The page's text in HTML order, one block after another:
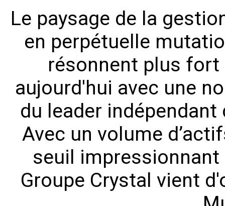
Le paysage de la
en perpétuelle
résonnent plus fort
aujourd'hui avec une
du leader
Avec un volume
seuil impressionnant
Groupe Crystal vient